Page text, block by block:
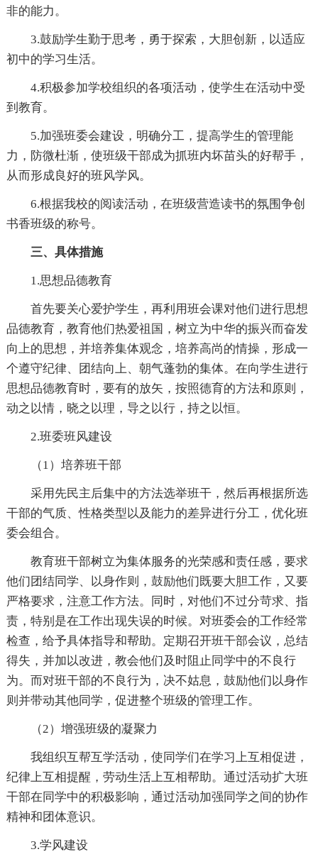
非的能力。
3.鼓励学生勤于思考，勇于探索，大胆创新，以适应
初中的学习生活。
4.积极参加学校组织的各项活动，使学生在活动中受
到教育。
5.加强班委会建设，明确分工，提高学生的管理能
力，防微杜渐，使班级干部成为抓班内坏苗头的好帮手，
从而形成良好的班风学风。
6.根据我校的阅读活动，在班级营造读书的氛围争创
书香班级的称号。
三、具体措施
1.思想品德教育
首先要关心爱护学生，再利用班会课对他们进行思想
品德教育，教育他们热爱祖国，树立为中华的振兴而奋发
向上的思想，并培养集体观念，培养高尚的情操，形成一
个遵守纪律、团结向上、朝气蓬勃的集体。在向学生进行
思想品德教育时，要有的放矢，按照德育的方法和原则，
动之以情，晓之以理，导之以行，持之以恒。
2.班委班风建设
（1）培养班干部
采用先民主后集中的方法选举班干，然后再根据所选
干部的气质、性格类型以及能力的差异进行分工，优化班
委会组合。
教育班干部树立为集体服务的光荣感和责任感，要求
他们团结同学、以身作则，鼓励他们既要大胆工作，又要
严格要求，注意工作方法。同时，对他们不过分苛求、指
责，特别是在工作出现失误的时候。对班委会的工作经常
检查，给予具体指导和帮助。定期召开班干部会议，总结
得失，并加以改进，教会他们及时阻止同学中的不良行
为。而对班干部的不良行为，决不姑息，鼓励他们以身作
则并带动其他同学，促进整个班级的管理工作。
（2）增强班级的凝聚力
我组织互帮互学活动，使同学们在学习上互相促进，
纪律上互相提醒，劳动生活上互相帮助。通过活动扩大班
干部在同学中的积极影响，通过活动加强同学之间的协作
精神和团体意识。
3.学风建设